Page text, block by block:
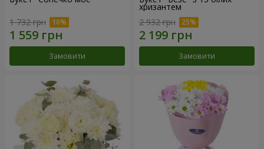
1 732 грн
Замовити
хризантем
2 932 грн
Замовити